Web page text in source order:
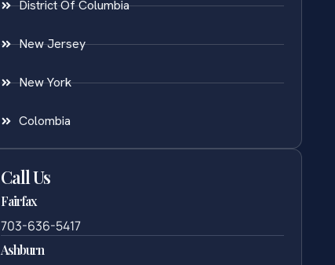
District Of Columbia
New Jersey
New York
Colombia
Call Us
Fairfax
703-636-5417
Ashburn